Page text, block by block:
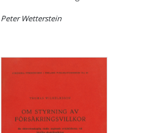
Peter Wetterstein